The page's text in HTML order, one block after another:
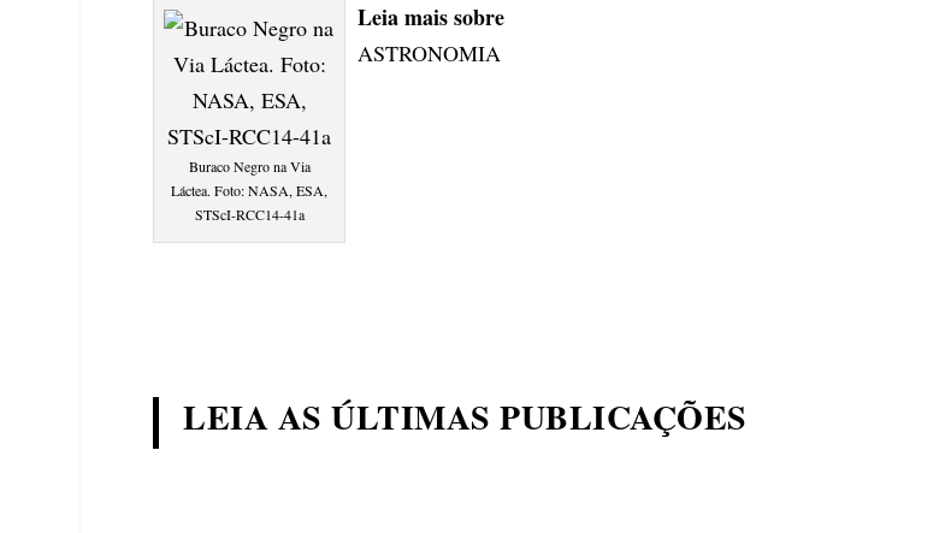
Buraco Negro na Via
Láctea. Foto: NASA, ESA,
STScI-RCC14-41a
Leia mais sobre
ASTRONOMIA
LEIA AS ÚLTIMAS PUBLICAÇÕES